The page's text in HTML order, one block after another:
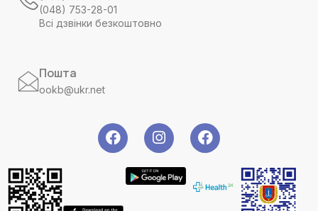
(048) 753-28-01
Всі дзвінки безкоштовно
Пошта
ookb@ukr.net